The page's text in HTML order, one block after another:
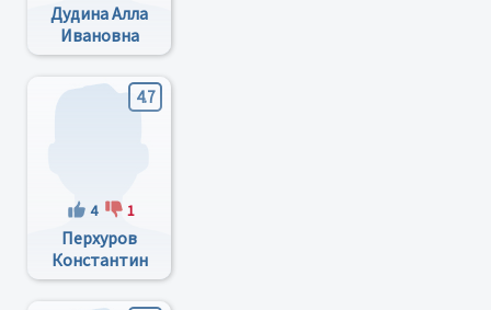
Дудина Алла
Ивановна
4.7
4 1
Перхуров
Константин
Михайлович